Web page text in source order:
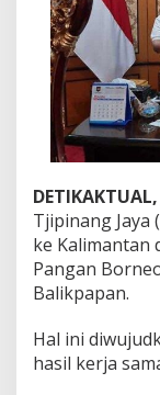
Tjipinang Jaya
ke Kalimantan
Pangan
Balikpapan.
Hal ini
hasil kerja